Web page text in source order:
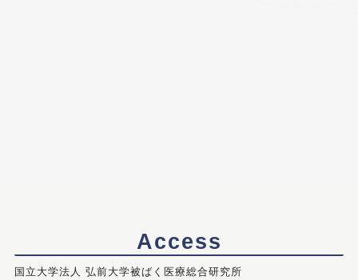
Access
国立大学法人 弘前大学被ばく医療総合研究所